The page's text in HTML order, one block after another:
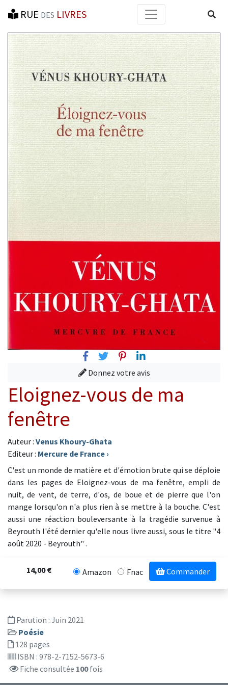
RUE DES LIVRES
FacebookTwitterPinterest
Linkedin
Donnez votre avis
Eloignez-vous de ma
fenêtre
Auteur : Venus Khoury-Ghata
Editeur : Mercure de France ›
C'est un monde de matière et d'émotion brute qui se déploie
dans les pages de Eloignez-vous de ma fenêtre, empli de
nuit, de vent, de terre, d'os, de boue et de pierre que l'on
mange lorsqu'on n'a plus rien à se mettre à la bouche. C'est
aussi une réaction bouleversante à la tragédie survenue à
Beyrouth l'été dernier qu'elle nous livre aussi, sous le titre "4
août 2020 - Beyrouth" .
14,00 € Amazon Fnac Commander
Parution : Juin 2021
Poésie
128 pages
ISBN : 978-2-7152-5673-6
Fiche consultée 100fois